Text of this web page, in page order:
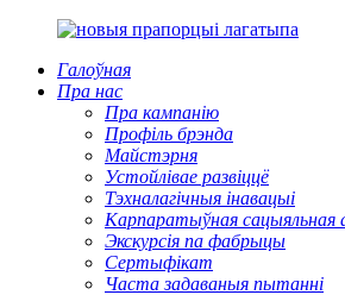
Галоўная
Пра нас
Пра кампанію
Профіль брэнда
Майстэрня
Устойлівае развіццё
Тэхналагічныя інавацыі
Карпаратыўная сацыяльная
Экскурсія па фабрыцы
Сертыфікат
Часта задаваныя пытанні